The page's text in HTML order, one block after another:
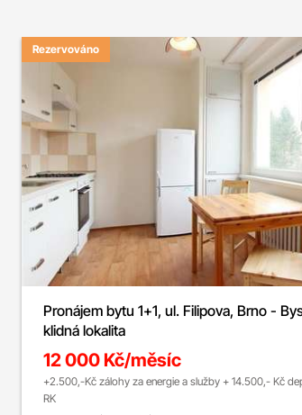
Rezervováno
Pronájem bytu 1+1, ul. Filipova, Brno -
klidná lokalita
12 000 Kč/měsíc
+2.500,-Kč zálohy za energie a služby + 14.500,- Kč
RK